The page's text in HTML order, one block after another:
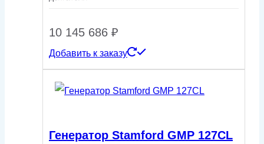
10 145 686 ₽
Добавить к заказу
Генератор Stamford GMP 127CL